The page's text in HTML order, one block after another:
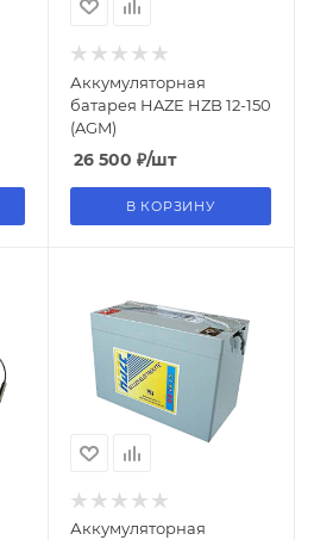
Аккумуляторная
батарея HAZE HZB 12-150
(AGM)
26 500 ₽/шт
В КОРЗИНУ
Аккумуляторная